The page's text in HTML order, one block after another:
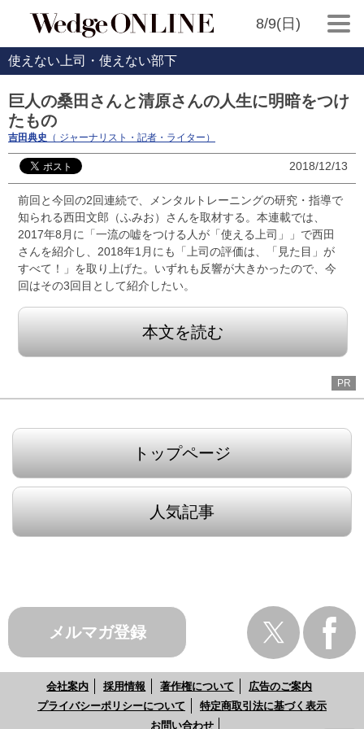
8/9(日)
使えない上司・使えない部下
巨人の桑田さんと清原さんの人生に明暗をつけ
たもの
吉田典史 （ ジャーナリスト・記者・ライター）
2018/12/13
前回と今回の2回連続で、メンタルトレーニングの研究・指導で
知られる西田文郎（ふみお）さんを取材する。本連載では、
2017年8月に「一流の嘘をつける人が「使える上司」」で西田
さんを紹介し、2018年1月にも「上司の評価は、「見た目」が
すべて！」を取り上げた。いずれも反響が大きかったので、今
回はその3回目として紹介したい。
本文を読む
PR
トップページ
人気記事
メルマガ登録
会社案内 採用情報 著作権について
広告のご案内
プライバシーポリシーについて
特定商取引法に基づく表示
お問い合わせ